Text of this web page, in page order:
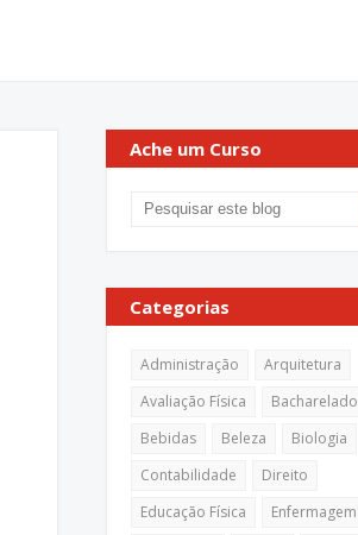
Ache um Curso
Categorias
Administração
Arquitetura
Avaliação Física
Bacharelado
Bebidas
Beleza
Biologia
Contabilidade
Direito
Educação Física
Enfermagem